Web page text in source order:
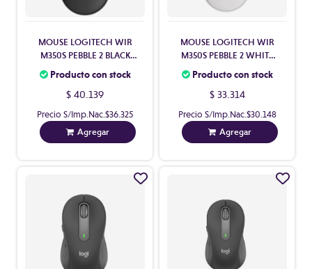
MOUSE LOGITECH WIR
M350S PEBBLE 2 BLACK
910-007049
Producto con stock
$ 40.139
Precio S/Imp.Nac. $36.325
Agregar
MOUSE LOGITECH WIR
M350S PEBBLE 2 WHITE
910-007047
Producto con stock
$ 33.314
Precio S/Imp.Nac. $30.148
Agregar